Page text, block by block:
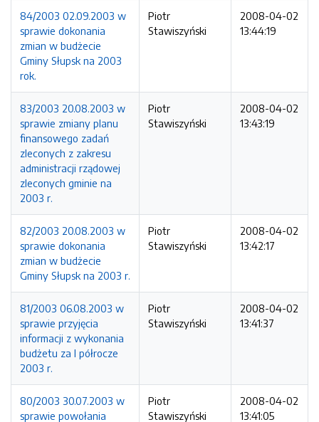
84/2003 02.09.2003 w
sprawie dokonania
zmian w budżecie
Gminy Słupsk na 2003
rok.
Piotr
Stawiszyński
2008-04-02
13:44:19
83/2003 20.08.2003 w
sprawie zmiany planu
finansowego zadań
zleconych z zakresu
administracji rządowej
zleconych gminie na
2003 r.
Piotr
Stawiszyński
2008-04-02
13:43:19
82/2003 20.08.2003 w
sprawie dokonania
zmian w budżecie
Gminy Słupsk na 2003 r.
Piotr
Stawiszyński
2008-04-02
13:42:17
81/2003 06.08.2003 w
sprawie przyjęcia
informacji z wykonania
budżetu za I półrocze
2003 r.
Piotr
Stawiszyński
2008-04-02
13:41:37
80/2003 30.07.2003 w
sprawie powołania
Piotr
Stawiszyński
2008-04-02
13:41:05